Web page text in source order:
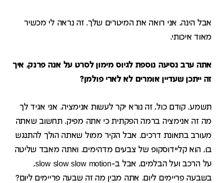
אבל הינה, אני רואה את המיטרים שלך. זה נראה לי מכשיר
מאוד איכותי.
אתה ערב נסיעה נוספת לגיוס מימון לסרט על אנה פרנק, איך
זה ייתכן שעדיין אומרים לא לארי פולמן?
תשמע. קודם כול, זה נורא יקר לעשות אנימציה. אני אגיד לך
מה זה אנימציה ברמה הפקתית כי אתה מפיק. תחשוב שאתה
מעורב בתאונת דרכים. אבל הקיר ממול שאתה הולך להתנגש
בו, הוא קליידוסקופ של צבעים מדהימים. ואתה מאבד שליטה
על הרכב ועל הבלמים, אבל ב-slow slow slow motion,
בשבעה פריימים ליום. אתה מבין מה זה שבעה פריימים ליום?